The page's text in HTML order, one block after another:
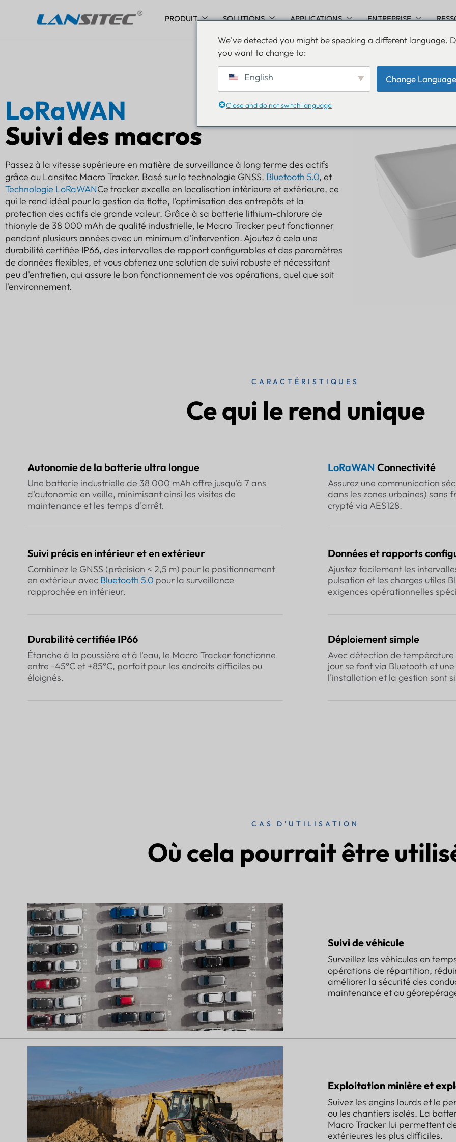
PRODUIT SOLUTIONS APPLICATIONS ENTREPRISE
LoRaWAN
Suivi des macros
Passez à la vitesse supérieure en matière de surveillance à long terme des actifs
grâce au Lansitec Macro Tracker. Basé sur la technologie GNSS, Bluetooth 5.0, et
Technologie LoRaWANCe tracker excelle en localisation intérieure et extérieure, ce
qui le rend idéal pour la gestion de flotte, l'optimisation des entrepôts et la
protection des actifs de grande valeur. Grâce à sa batterie lithium-chlorure de
thionyle de 38 000 mAh de qualité industrielle, le Macro Tracker peut fonctionner
pendant plusieurs années avec un minimum d'intervention. Ajoutez à cela une
durabilité certifiée IP66, des intervalles de rapport configurables et des paramètres
de données flexibles, et vous obtenez une solution de suivi robuste et nécessitant
peu d'entretien, qui assure le bon fonctionnement de vos opérations, quel que soit
l'environnement.
CARACTÉRISTIQUES
Ce qui le rend unique
Autonomie de la batterie ultra longue
Une batterie industrielle de 38 000 mAh offre jusqu'à 7 ans
d'autonomie en veille, minimisant ainsi les visites de
maintenance et les temps d'arrêt.
Suivi précis en intérieur et en extérieur
Combinez le GNSS (précision < 2,5 m) pour le positionnement
en extérieur avec Bluetooth 5.0 pour la surveillance
rapprochée en intérieur.
Durabilité certifiée IP66
Étanche à la poussière et à l'eau, le Macro Tracker fonctionne
entre -45°C et +85°C, parfait pour les endroits difficiles ou
éloignés.
LoRaWAN Connectivité
Assurez une communication
dans les zones urbaines) sans
crypté via AES128.
Données et rapports
Ajustez facilement les
pulsation et les charges utiles
exigences opérationnelles
Déploiement simple
Avec détection de
jour se font via Bluetooth et
l'installation et la gestion sont
CAS D'UTILISATION
Où cela pourrait être
Suivi de véhicule
Surveillez les véhicules en
opérations de répartition,
améliorer la sécurité des
maintenance et au
Exploitation minière et
Suivez les engins lourds et le
ou les chantiers isolés. La
Macro Tracker lui permettent
extérieures les plus difficiles.
We've detected you might be speaking a different language.
you want to change to:
English Change
Close and do not switch language